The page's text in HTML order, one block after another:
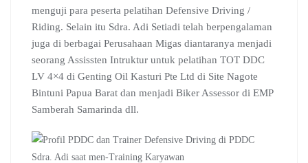
menguji para peserta pelatihan Defensive Driving /
Riding. Selain itu Sdra. Adi Setiadi telah berpengalaman
juga di berbagai Perusahaan Migas diantaranya menjadi
seorang Assissten Intruktur untuk pelatihan TOT DDC
LV 4×4 di Genting Oil Kasturi Pte Ltd di Site Nagote
Bintuni Papua Barat dan menjadi Biker Assessor di EMP
Samberah Samarinda dll.
Sdra. Adi saat men-Training Karyawan